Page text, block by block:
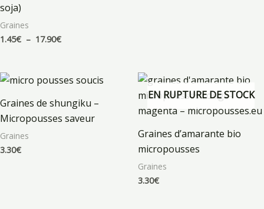
soja)
Graines
1.45€ – 17.90€
Graines de shungiku –
Micropousses saveur
Graines
3.30€
EN RUPTURE DE STOCK
Graines d’amarante bio
micropousses
Graines
3.30€